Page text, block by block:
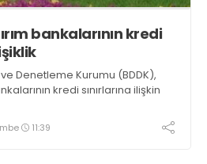
bankalarının kredi
Denetleme Kurumu (BDDK),
kredi sınırlarına ilişkin
11:39